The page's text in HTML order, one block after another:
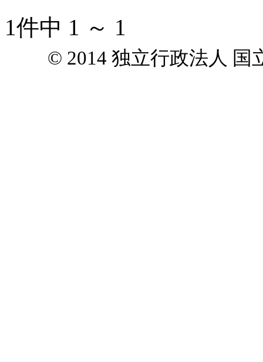
1件中 1 ～ 1
© 2014 独立行政法人 国